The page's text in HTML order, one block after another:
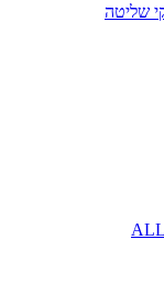
שליטה